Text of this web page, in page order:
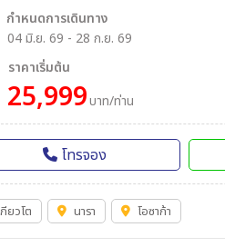
กำหนดการเดินทาง
04 มิ.ย. 69 - 28 ก.ย. 69
ราคาเริ่มต้น
25,999บาท/ท่าน
โทรจอง
กียวโต นารา โอซาก้า